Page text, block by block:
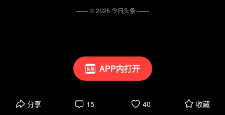
APP内打开
分享 15 40 收藏
—— ©2026 今日头条——